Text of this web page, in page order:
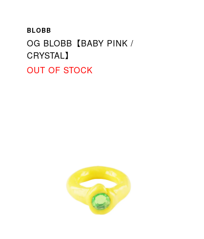
BLOBB
OG BLOBB【BABY PINK /
CRYSTAL】
OUT OF STOCK